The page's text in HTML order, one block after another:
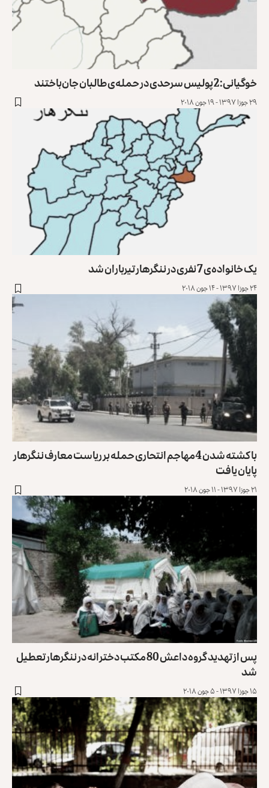
خوگیانی: 2 پولیس سرحدی در حمله‌ی طالبان جان‌باختند
۲۹ جوزا ۱۳۹۷ - ۱۹ جون ۲۰۱۸
یک خانواده‌ی 7 نفری در ننگرهار تیرباران شد
۲۴ جوزا ۱۳۹۷ - ۱۴ جون ۲۰۱۸
با کشته شدن 4مهاجم انتحاری حمله بر ریاست معارف ننگرهار
پایان یافت
۲۱ جوزا ۱۳۹۷ - ۱۱ جون ۲۰۱۸
پس از تهدید گروه داعش 80 مکتب دخترانه در ننگرهار تعطیل
شد
۱۵ جوزا ۱۳۹۷ - ۵ جون ۲۰۱۸